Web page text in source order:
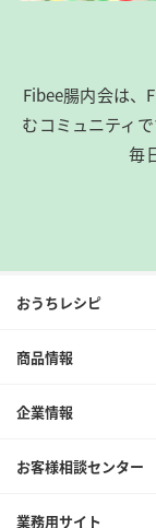
Fibee腸内会は、​
むコミュニティ
毎
おうちレシピ
商品情報
企業情報
お客様相談センター
業務用サイト